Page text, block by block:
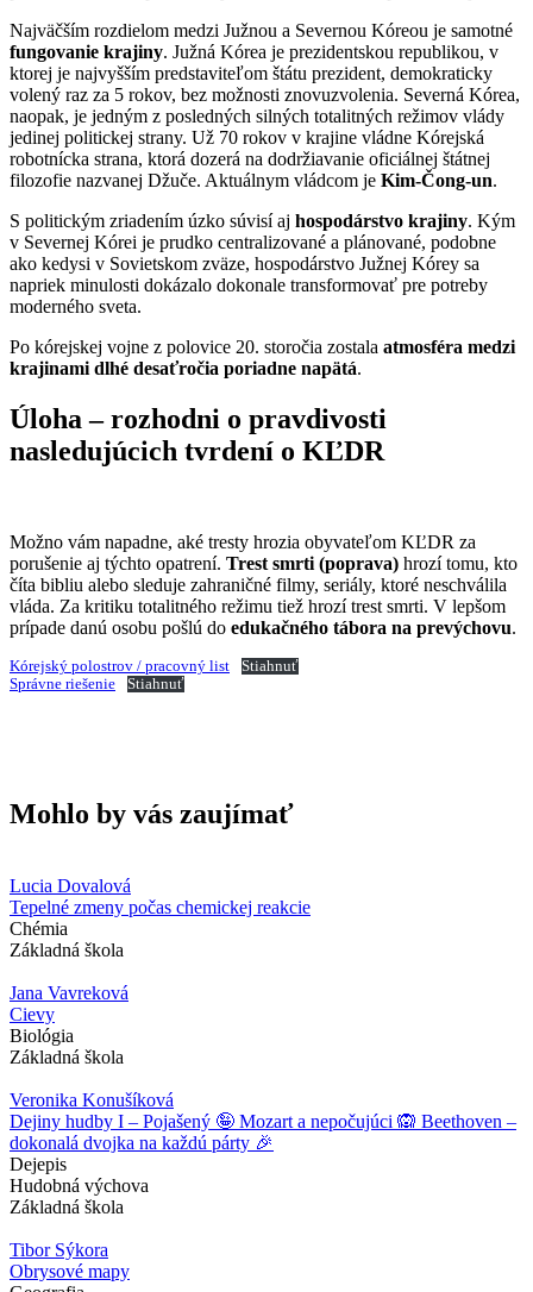
Najväčším rozdielom medzi Južnou a Severnou Kóreou je samotné
fungovanie krajiny. Južná Kórea je prezidentskou republikou, v
ktorej je najvyšším predstaviteľom štátu prezident, demokraticky
volený raz za 5 rokov, bez možnosti znovuzvolenia. Severná Kórea,
naopak, je jedným z posledných silných totalitných režimov vlády
jedinej politickej strany. Už 70 rokov v krajine vládne Kórejská
robotnícka strana, ktorá dozerá na dodržiavanie oficiálnej štátnej
filozofie nazvanej Džuče. Aktuálnym vládcom je Kim-Čong-un.
S politickým zriadením úzko súvisí aj hospodárstvo krajiny. Kým
v Severnej Kórei je prudko centralizované a plánované, podobne
ako kedysi v Sovietskom zväze, hospodárstvo Južnej Kórey sa
napriek minulosti dokázalo dokonale transformovať pre potreby
moderného sveta.
Po kórejskej vojne z polovice 20. storočia zostala atmosféra medzi
krajinami dlhé desaťročia poriadne napätá.
Úloha – rozhodni o pravdivosti
nasledujúcich tvrdení o KĽDR
Možno vám napadne, aké tresty hrozia obyvateľom KĽDR za
porušenie aj týchto opatrení. Trest smrti (poprava) hrozí tomu, kto
číta bibliu alebo sleduje zahraničné filmy, seriály, ktoré neschválila
vláda. Za kritiku totalitného režimu tiež hrozí trest smrti. V lepšom
prípade danú osobu pošlú do edukačného tábora na prevýchovu.
Kórejský polostrov / pracovný list
Stiahnuť
Správne riešenie
Stiahnuť
Mohlo by vás zaujímať
Lucia Dovalová
Tepelné zmeny počas chemickej reakcie
Chémia
Základná škola
Jana Vavreková
Cievy
Biológia
Základná škola
Veronika Konušíková
Dejiny hudby I – Pojašený 🤪 Mozart a nepočujúci 🙉 Beethoven –
dokonalá dvojka na každú párty 🎉
Dejepis
Hudobná výchova
Základná škola
Tibor Sýkora
Obrysové mapy